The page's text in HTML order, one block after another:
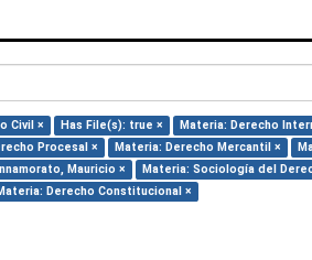
Civil × Has File(s): true × Materia: Derecho
Procesal × Materia: Derecho Mercantil ×
Mauricio × Materia: Sociología del
Derecho Constitucional ×